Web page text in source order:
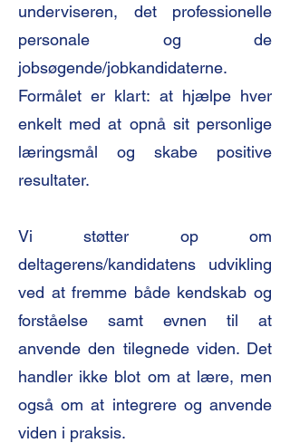
underviseren, det professionelle
personale og de
jobsøgende/jobkandidaterne.
Formålet er klart: at hjælpe hver
enkelt med at opnå sit personlige
læringsmål og skabe positive
resultater.
Vi støtter op om
deltagerens/kandidatens udvikling
ved at fremme både kendskab og
forståelse samt evnen til at
anvende den tilegnede viden. Det
handler ikke blot om at lære, men
også om at integrere og anvende
viden i praksis.